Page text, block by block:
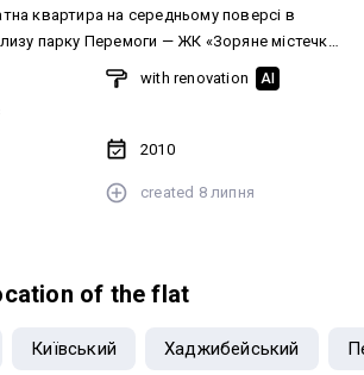
квартира на середньому поверсі в
парку Перемоги — ЖК «Зоряне містечко»
спальні, простора кухня-студія з
засклена лоджія. Є краєвид на море!
тонах, на підлозі паркетна дошка,
Укомплектована меблями та технікою —
порядку, готові до швидкої угоди!
with renovation AI
2010
created 8 липня
of the flat
Київський Хаджибейський